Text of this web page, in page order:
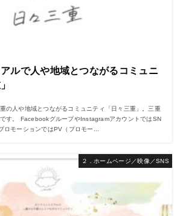
ルで人や地域とつながるコミュニ
の人や地域とつながるコミュニティ「日々三重」。三重
す。 FacebookグループやInstagramアカウントではSN
ロモーションではPV（プロモー...
２．ホームページ／映像／SNS